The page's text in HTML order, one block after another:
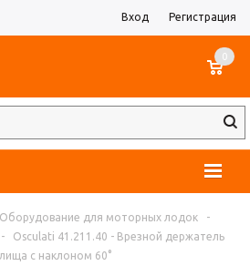
Вход Регистрация
0
Оборудование для моторных лодок
-
-
Osculati 41.211.40 - Врезной держатель
с наклоном 60°